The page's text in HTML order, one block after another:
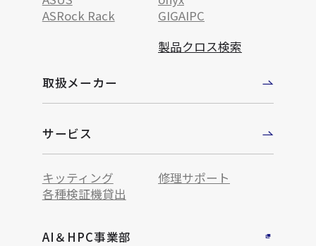
ASRock Rack
GIGAIPC
製品クロス検索
取扱メーカー
サービス
キッティング
修理サポート
各種検証機貸出
AI＆HPC事業部